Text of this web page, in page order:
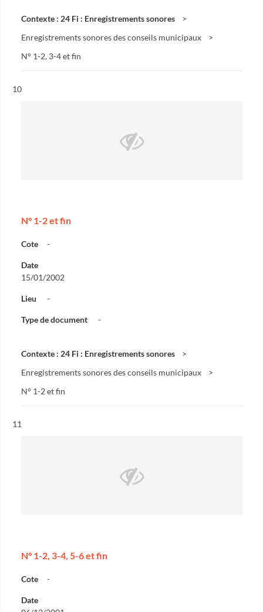
Contexte : 24 Fi : Enregistrements sonores
Enregistrements sonores des conseils municipaux
N° 1-2, 3-4 et fin
Résultat n°
10
N° 1-2 et fin
Cote -
Date
15/01/2002
Lieu -
Type de document -
Contexte : 24 Fi : Enregistrements sonores
Enregistrements sonores des conseils municipaux
N° 1-2 et fin
Résultat n°
11
N° 1-2, 3-4, 5-6 et fin
Cote -
Date